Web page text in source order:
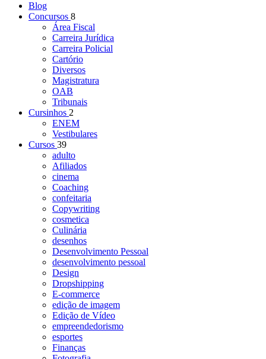
Blog
Concursos 8
Área Fiscal
Carreira Jurídica
Carreira Policial
Cartório
Diversos
Magistratura
OAB
Tribunais
Cursinhos 2
ENEM
Vestibulares
Cursos 39
adulto
Afiliados
cinema
Coaching
confeitaria
Copywriting
cosmetica
Culinária
desenhos
Desenvolvimento Pessoal
desenvolvimento pessoal
Design
Dropshipping
E-commerce
edição de imagem
Edição de Vídeo
empreendedorismo
esportes
Finanças